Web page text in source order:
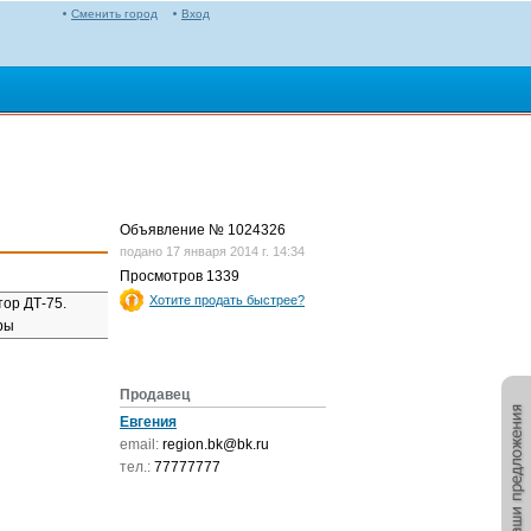
Вход
Сменить город
ДТ-75.
Объявление № 1024326
подано 17 января 2014 г. 14:34
Просмотров 1339
Хотите продать быстрее?
Продавец
Евгения
email: region.bk@bk.ru
тел.: 77777777